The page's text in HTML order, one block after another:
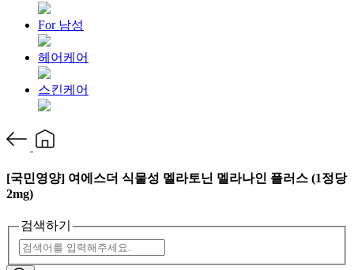
For 남성
헤어케어
스킨케어
[국민영양] 여에스더 식물성 멜라토닌 멜라나인 플러스 (1정당
2mg)
검색하기